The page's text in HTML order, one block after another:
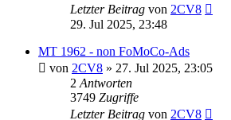
Letzter Beitrag von 2CV8
29. Jul 2025, 23:48
MT 1962 - non FoMoCo-Ads
von 2CV8 » 27. Jul 2025, 23:05
2 Antworten
3749 Zugriffe
Letzter Beitrag von 2CV8